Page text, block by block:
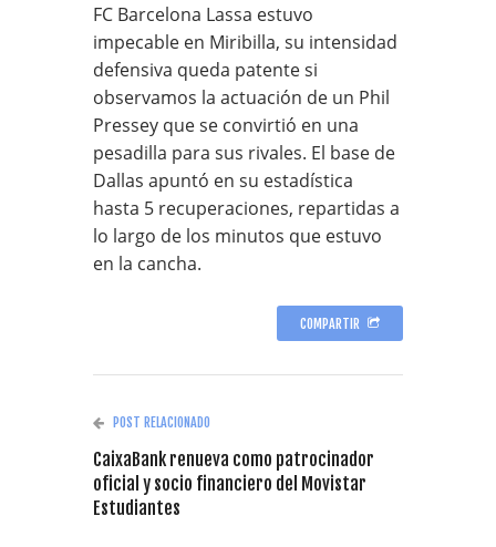
FC Barcelona Lassa estuvo
impecable en Miribilla, su intensidad
defensiva queda patente si
observamos la actuación de un Phil
Pressey que se convirtió en una
pesadilla para sus rivales. El base de
Dallas apuntó en su estadística
hasta 5 recuperaciones, repartidas a
lo largo de los minutos que estuvo
en la cancha.
COMPARTIR
POST RELACIONADO
CaixaBank renueva como patrocinador
oficial y socio financiero del Movistar
Estudiantes